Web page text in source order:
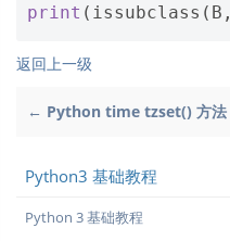
print ( issubclass ( B ,
返回上一级
← Python time tzset() 方法
Python3 基础教程
Python 3 基础教程